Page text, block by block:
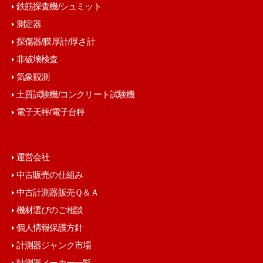
鉄筋探査機/シュミット
測定器
探傷器/膜厚計/厚さ計
非破壊検査
気象観測
土質試験機/コンクリート試験機
電子天秤/電子台秤
運営会社
中古販売の仕組み
中古計測器販売Ｑ＆Ａ
機材選びのご相談
個人情報保護方針
計測器ジャンク市場